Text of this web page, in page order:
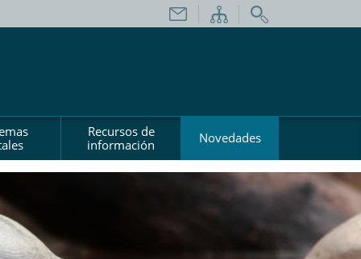
Recursos de
información
Novedades